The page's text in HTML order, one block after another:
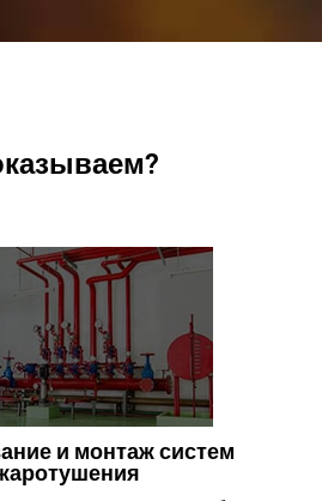
и монтаж систем